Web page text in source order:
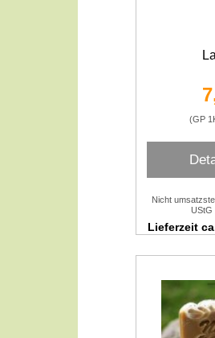
(GP
Nicht
UStG
Lieferzeit